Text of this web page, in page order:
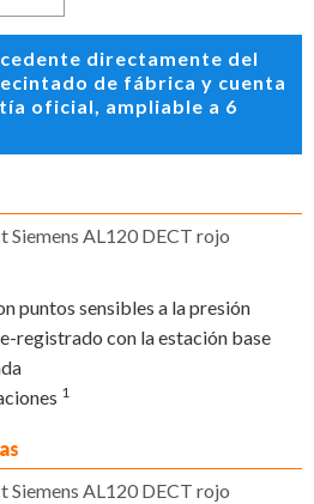
directamente del
de fábrica y cuenta
oficial, ampliable a 6
AL120 DECT rojo
puntos sensibles a la presión
registrado con la estación base
1
AL120 DECT rojo